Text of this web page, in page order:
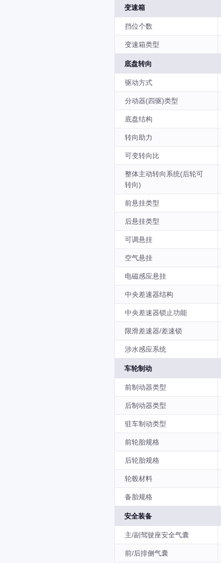
变速箱
挡位个数
变速箱类型
底盘转向
驱动方式
分动器(四驱)类型
底盘结构
转向助力
可变转向比
整体主动转向系统(后轮可
转向)
前悬挂类型
后悬挂类型
可调悬挂
空气悬挂
电磁感应悬挂
中央差速器结构
中央差速器锁止功能
限滑差速器/差速锁
涉水感应系统
车轮制动
前制动器类型
后制动器类型
驻车制动类型
前轮胎规格
后轮胎规格
轮毂材料
备胎规格
安全装备
主/副驾驶座安全气囊
前/后排侧气囊